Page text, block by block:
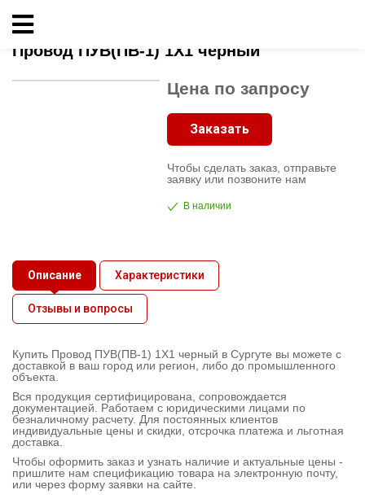
Кабельно-
проводниковая
продукция
Освещение
Контактная
информация
Главная
Провод ПУВ(ПВ-1) 1X1 черный
Цена по запросу
Заказать
Чтобы сделать заказ, отправьте
заявку или позвоните нам
В наличии
Описание Характеристики
Отзывы и вопросы
Купить Провод ПУВ(ПВ-1) 1X1 черный в Сургуте вы можете с
доставкой в ваш город или регион, либо до промышленного
объекта.
Вся продукция сертифицирована, сопровождается
документацией. Работаем с юридическими лицами по
безналичному расчету. Для постоянных клиентов
индивидуальные цены и скидки, отсрочка платежа и льготная
доставка.
Чтобы оформить заказ и узнать наличие и актуальные цены -
пришлите нам спецификацию товара на электронную почту,
или через форму заявки на сайте.